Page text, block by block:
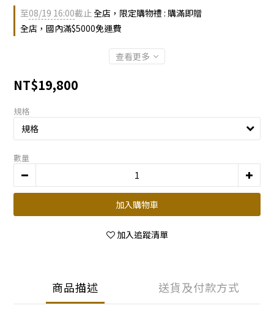
至08/19 16:00截止全店，限定購物禮 : 購滿即贈
全店，國內滿$5000免運費
查看更多
NT$19,800
規格
數量
加入購物車
加入追蹤清單
商品描述 送貨及付款方式